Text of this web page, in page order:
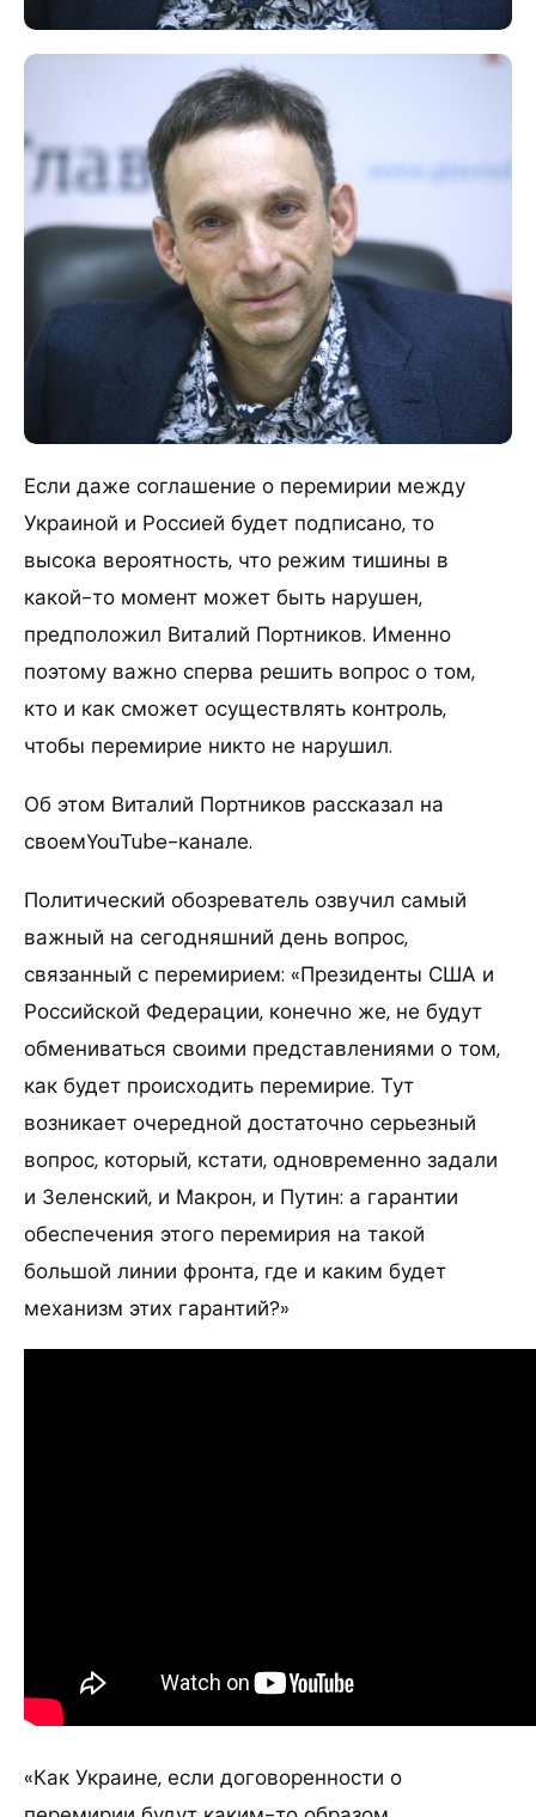
Если даже соглашение о перемирии между
Украиной и Россией будет подписано, то
высока вероятность, что режим тишины в
какой-то момент может быть нарушен,
предположил Виталий Портников. Именно
поэтому важно сперва решить вопрос о том,
кто и как сможет осуществлять контроль,
чтобы перемирие никто не нарушил.
Об этом Виталий Портников рассказал на
своемYouTube-канале.
Политический обозреватель озвучил самый
важный на сегодняшний день вопрос,
связанный с перемирием: «Президенты США и
Российской Федерации, конечно же, не будут
обмениваться своими представлениями о том,
как будет происходить перемирие. Тут
возникает очередной достаточно серьезный
вопрос, который, кстати, одновременно задали
и Зеленский, и Макрон, и Путин: а гарантии
обеспечения этого перемирия на такой
большой линии фронта, где и каким будет
механизм этих гарантий?»
«Как Украине, если договоренности о